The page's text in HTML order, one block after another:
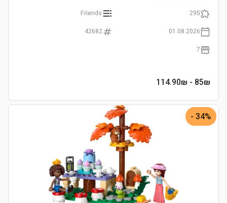
295
Friends
01.08.2026
42682
7
85₪
- 114.90₪
34% -